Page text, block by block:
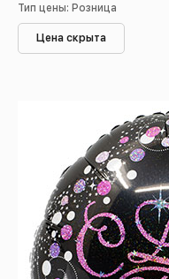
Тип цены: Розница
Цена скрыта